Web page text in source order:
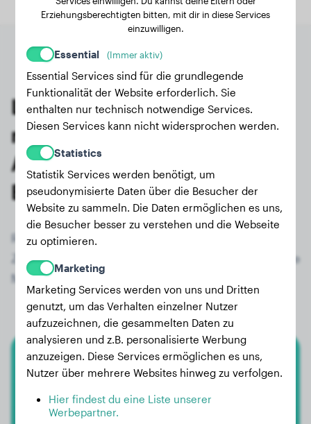
Letzte Wiegungen von
registrierten Miniature
Australian Shepherd-
Besitzern
Registriere dich jetzt kostenlos und erhalte
Zugriff auf alle 375 registrierten Hunde der Rasse
Miniature Australian Shepherd!
Miniature Australian Shepherd
KIRA
Erziehungsberechtigten bitten, mit dir in diese Services
einzuwilligen.
Essential (Immer aktiv)
Essential Services sind für die grundlegende
Funktionalität der Website erforderlich. Sie
enthalten nur technisch notwendige Services.
Diesen Services kann nicht widersprochen werden.
Statistics
Statistik Services werden benötigt, um
pseudonymisierte Daten über die Besucher der
Website zu sammeln. Die Daten ermöglichen es uns,
die Besucher besser zu verstehen und die Webseite
zu optimieren.
Marketing
Marketing Services werden von uns und Dritten
genutzt, um das Verhalten einzelner Nutzer
aufzuzeichnen, die gesammelten Daten zu
analysieren und z.B. personalisierte Werbung
anzuzeigen. Diese Services ermöglichen es uns,
Nutzer über mehrere Websites hinweg zu verfolgen.
Hier findest du eine Liste unserer
Werbepartner.